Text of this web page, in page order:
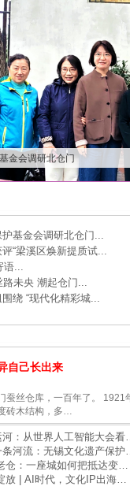
】北仓门获评“梁溪区焕新提
基金会调研北仓门...
“梁溪区焕新提质试...
语...
未央 潮起仓门...
绕 “现代化精彩城...
自己长出来
蚕丝仓库，一百年了。 1921
砖木结构，多…
：从世界人工智能大会
河流：无锡文化遗产保
仓：一座城如何把抵达变…
放 | AI时代，文化IP出海…